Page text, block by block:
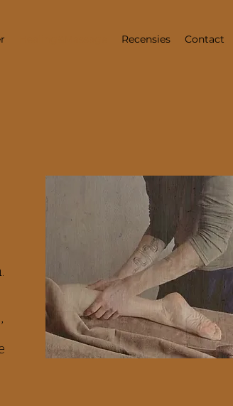
Recensies Contact